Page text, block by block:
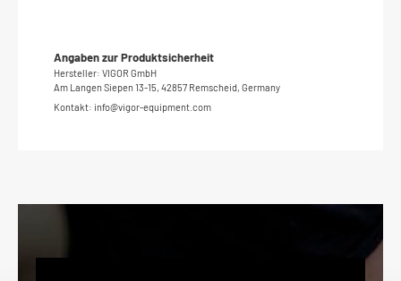
Angaben zur Produktsicherheit
Hersteller: VIGOR GmbH
Am Langen Siepen 13-15, 42857 Remscheid, Germany
Kontakt: info@vigor-equipment.com